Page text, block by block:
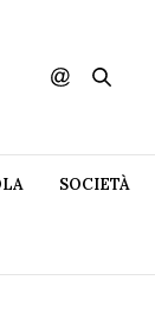
SOCIETÀ